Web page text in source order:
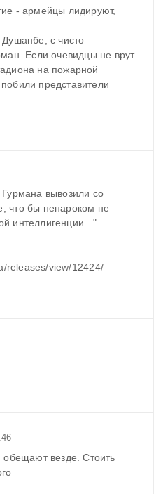
- армейцы лидируют,
с чисто
Если очевидцы не врут
на пожарной
представители
вывозили со
что бы ненароком не
интеллигенции..."
releases/view/12424/
везде. Стоить